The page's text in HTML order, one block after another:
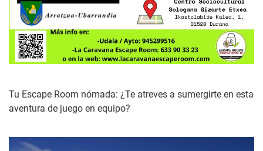
Tu Escape Room nómada: ¿Te atreves a sumergirte en esta
aventura de juego en equipo?